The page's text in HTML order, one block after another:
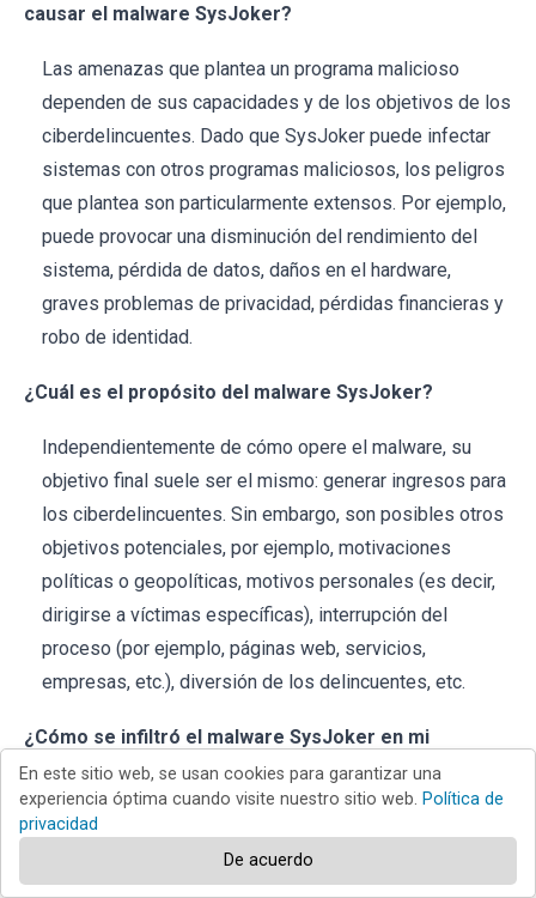
causar el malware SysJoker?
Las amenazas que plantea un programa malicioso
dependen de sus capacidades y de los objetivos de los
ciberdelincuentes. Dado que SysJoker puede infectar
sistemas con otros programas maliciosos, los peligros
que plantea son particularmente extensos. Por ejemplo,
puede provocar una disminución del rendimiento del
sistema, pérdida de datos, daños en el hardware,
graves problemas de privacidad, pérdidas financieras y
robo de identidad.
¿Cuál es el propósito del malware SysJoker?
Independientemente de cómo opere el malware, su
objetivo final suele ser el mismo: generar ingresos para
los ciberdelincuentes. Sin embargo, son posibles otros
objetivos potenciales, por ejemplo, motivaciones
políticas o geopolíticas, motivos personales (es decir,
dirigirse a víctimas específicas), interrupción del
proceso (por ejemplo, páginas web, servicios,
empresas, etc.), diversión de los delincuentes, etc.
¿Cómo se infiltró el malware SysJoker en mi
computadora?
El software malicioso se propaga a través de estafas
online, malspam (campañas de email no deseado
diseñadas para propagar malware), descargas ocultas,
En este sitio web, se usan cookies para garantizar una
experiencia óptima cuando visite nuestro sitio web. Política de
privacidad
De acuerdo